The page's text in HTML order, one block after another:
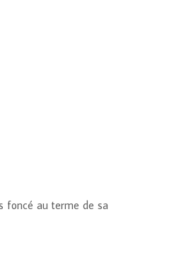
foncé au terme de sa